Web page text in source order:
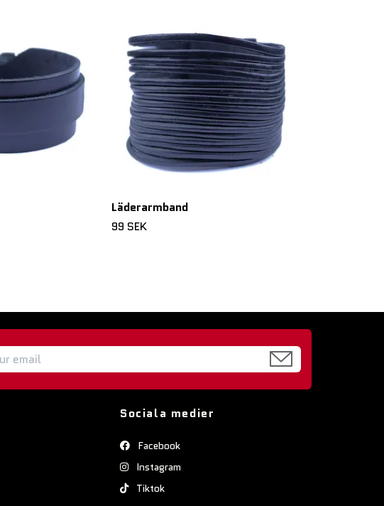
Läderarmband
99 SEK
Sociala medier
Facebook
Instagram
Tiktok